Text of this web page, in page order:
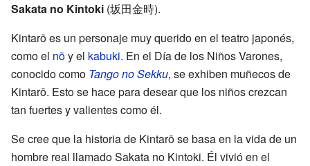
Sakata no Kintoki (坂田金時).
Kintarō es un personaje muy querido en el teatro japonés,
como el nōy el kabuki. En el Día de los Niños Varones,
conocido como Tango no Sekku, se exhiben muñecos de
Kintarō. Esto se hace para desear que los niños crezcan
tan fuertes y valientes como él.
Se cree que la historia de Kintarō se basa en la vida de un
hombre real llamado Sakata no Kintoki. Él vivió en el